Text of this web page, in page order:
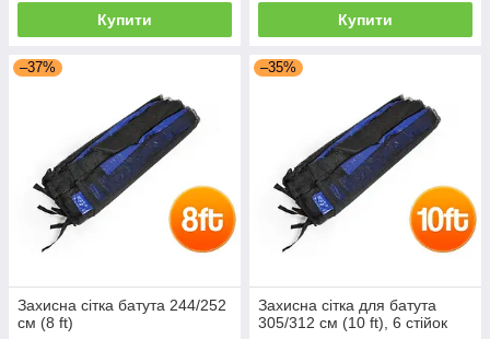
Купити Купити
–37%
Захисна сітка батута 244/252
см (8 ft)
–35%
Захисна сітка для батута
305/312 см (10 ft), 6 стійок